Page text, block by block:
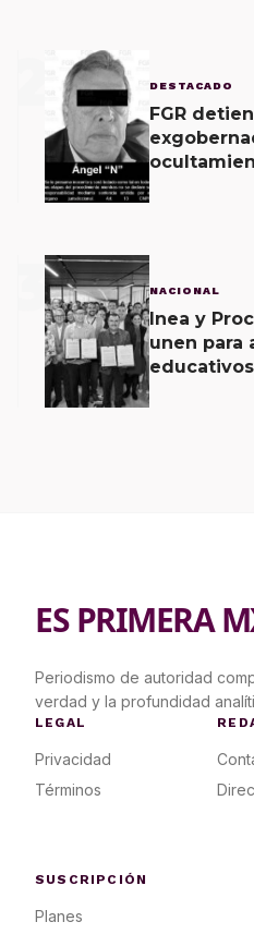
DESTACADO
FGR
3 NACIONAL
Inea y
unen para
ES PRIMERA
Periodismo de autoridad
verdad y la profundidad
LEGAL
Privacidad
Términos
SUSCRIPCIÓN
Planes